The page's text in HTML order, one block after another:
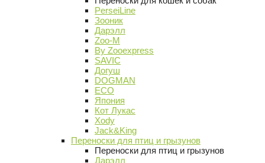
PerseiLine
Зооник
Дарэлл
Zoo-M
By Zooexpress
SAVIC
Догуш
DOGMAN
ECO
Япония
Кот Лукас
Xody
Jack&King
Переноски для птиц и грызунов
Переноски для птиц и грызунов
Дарэлл